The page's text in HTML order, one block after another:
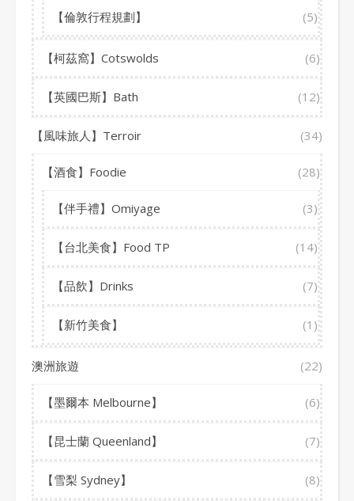
【倫敦行程規劃】 (5)
【柯茲窩】Cotswolds (6)
【英國巴斯】Bath (12)
【風味旅人】Terroir (34)
【酒食】Foodie (28)
【伴手禮】Omiyage (3)
【台北美食】Food TP (14)
【品飲】Drinks (7)
【新竹美食】 (1)
澳洲旅遊 (22)
【墨爾本 Melbourne】 (6)
【昆士蘭 Queenland】 (7)
【雪梨 Sydney】 (8)